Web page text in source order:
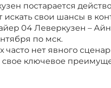
постарается
свои шансы в
04 Леверкузен –
по мск.
часто нет явного
свое ключевое